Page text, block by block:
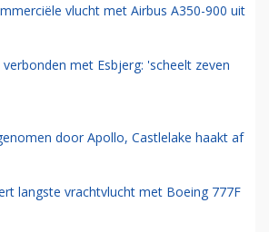
vlucht met Airbus A350-900 uit
met Esbjerg: 'scheelt zeven
door Apollo, Castlelake haakt af
langste vrachtvlucht met Boeing 777F